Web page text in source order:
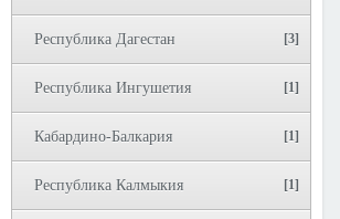
Республика Дагестан [3]
Республика Ингушетия [1]
Кабардино-Балкария [1]
Республика Калмыкия [1]